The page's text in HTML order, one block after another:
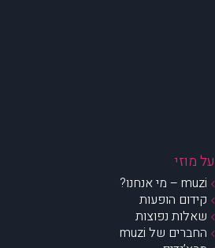
על מוזי
muzi – מי אנחנו?
קידום הופעות
שאלות נפוצות
החברים של muzi